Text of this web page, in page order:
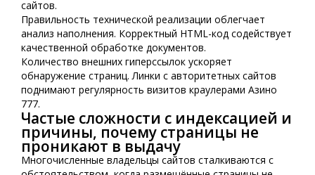
сайтов.
Правильность технической реализации облегчает
анализ наполнения. Корректный HTML-код содействует
качественной обработке документов.
Количество внешних гиперссылок ускоряет
обнаружение страниц. Линки с авторитетных сайтов
поднимают регулярность визитов краулерами Азино
777.
Частые сложности с индексацией и
причины, почему страницы не
проникают в выдачу
Многочисленные владельцы сайтов сталкиваются с